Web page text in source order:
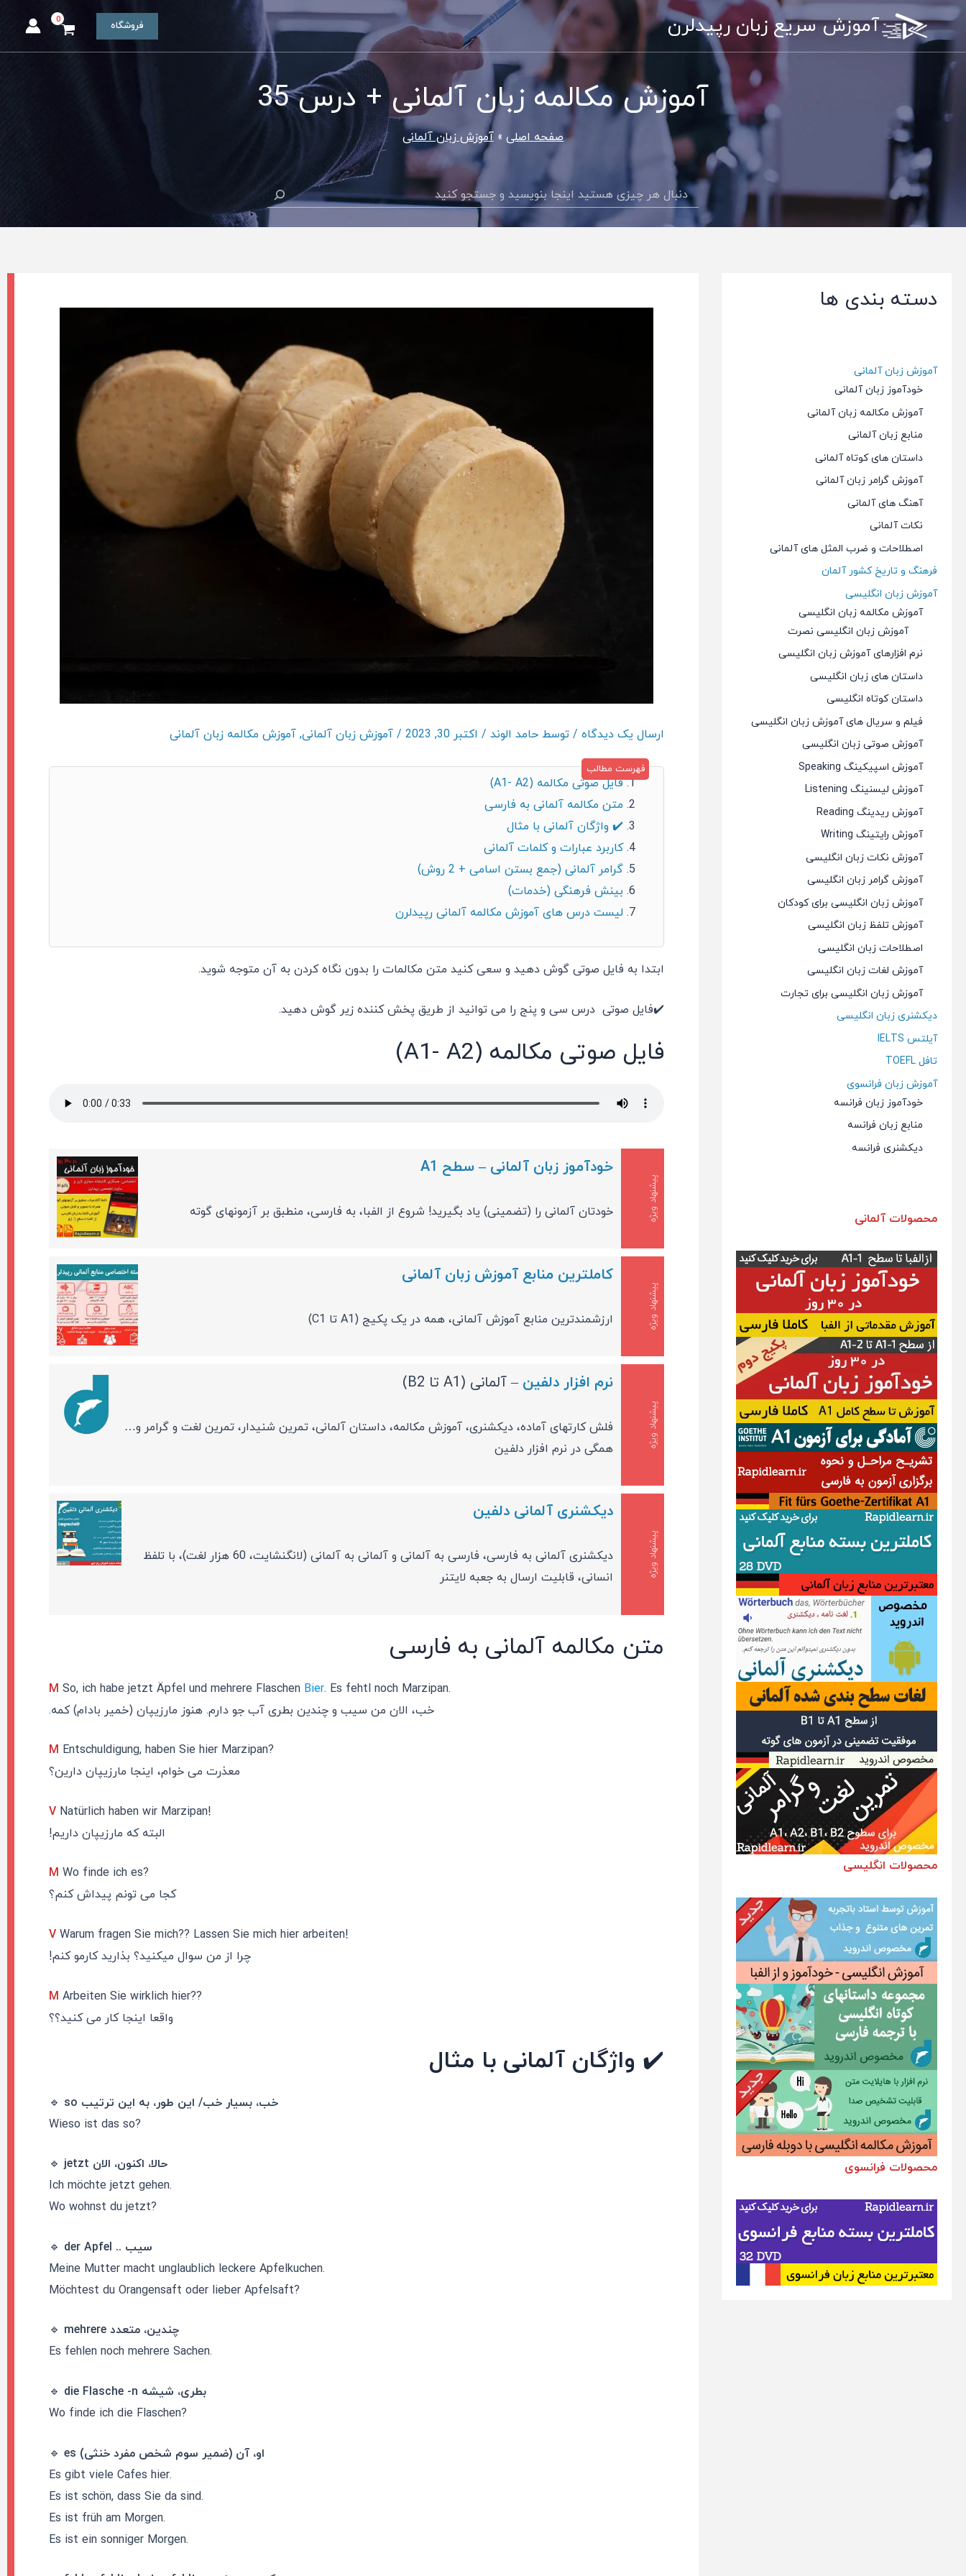
پرش
محتوا
آموزش سریع زبان رپیدلرن فروشگاه
آموزش مکالمه زبان آلمانی + درس 35
صفحه اصلی آموزش زبان آلمانی
جستجو
دسته بندی ها
آموزش زبان آلمانی
خودآموز زبان آلمانی
آموزش مکالمه زبان آلمانی
منابع زبان آلمانی
داستان های کوتاه آلمانی
آموزش گرامر زبان آلمانی
آهنگ های آلمانی
نکات آلمانی
اصطلاحات و ضرب المثل های آلمانی
فرهنگ و تاریخ کشور آلمان
آموزش زبان انگلیسی
آموزش مکالمه زبان انگلیسی
آموزش زبان انگلیسی نصرت
نرم افزارهای آموزش زبان انگلیسی
داستان های زبان انگلیسی
داستان کوتاه انگلیسی
فیلم و سریال های آموزش زبان انگلیسی
آموزش صوتی زبان انگلیسی
آموزش اسپیکینگ Speaking
آموزش لیسنینگ Listening
آموزش ریدینگ Reading
آموزش رایتینگ Writing
آموزش نکات زبان انگلیسی
آموزش گرامر زبان انگلیسی
آموزش زبان انگلیسی برای کودکان
آموزش تلفظ زبان انگلیسی
اصطلاحات زبان انگلیسی
آموزش لغات زبان انگلیسی
آموزش زبان انگلیسی برای تجارت
دیکشنری زبان انگلیسی
آیلتس IELTS
تافل TOEFL
آموزش زبان فرانسوی
خودآموز زبان فرانسه
منابع زبان فرانسه
دیکشنری فرانسه
محصولات آلمانی
محصولات انگلیسی
محصولات فرانسوی
ارسال یک دیدگاه / توسطحامد الوند / اکتبر 30, 2023 /آموزش زبان آلمانی,آموزش مکالمه زبان آلمانی
فایل صوتی مکالمه (A1- A2)
متن مکالمه آلمانی به فارسی
✔️ واژگان آلمانی با مثال
کاربرد عبارات و کلمات آلمانی
گرامر آلمانی (جمع بستن اسامی + 2 روش)
بینش فرهنگی (خدمات)
لیست درس های آموزش مکالمه آلمانی رپیدلرن
ابتدا به فایل صوتی گوش دهید و سعی کنید متن مکالمات را بدون نگاه کردن به آن متوجه شوید.
✔️فایل صوتی درس سی و پنج را می توانید از طریق پخش کننده زیر گوش دهید.
فایل صوتی مکالمه (A1- A2)
پیشنهاد ویژه
خودآموز زبان آلمانی – سطح A1
خودتان آلمانی را (تضمینی) یاد بگیرید! شروع از الفبا، به فارسی، منطبق بر آزمونهای گوته
پیشنهاد ویژه
کاملترین منابع آموزش زبان آلمانی
ارزشمندترین منابع آموزش آلمانی، همه در یک پکیج (A1 تا C1)
پیشنهاد ویژه
نرم افزار دلفین – آلمانی (A1 تا B2)
فلش کارتهای آماده، دیکشنری، آموزش مکالمه، داستان آلمانی، تمرین شنیدار، تمرین لغت و گرامر و…
همگی در نرم افزار دلفین
پیشنهاد ویژه
دیکشنری آلمانی دلفین
دیکشنری آلمانی به فارسی، فارسی به آلمانی و آلمانی به آلمانی (لانگنشایت، 60 هزار لغت)، با تلفظ
انسانی، قابلیت ارسال به جعبه لایتنر
متن مکالمه آلمانی به فارسی
MSo, ich habe jetzt Äpfel und mehrere Flaschen Bier. Es fehtl noch Marzipan.
خب، الان من سیب و چندین بطری آب جو دارم. هنوز مارزیپان (خمیر بادام) کمه.
M Entschuldigung, haben Sie hier Marzipan?
معذرت می خوام، اینجا مارزیپان دارین؟
V Natürlich haben wir Marzipan!
البته که مارزیپان داریم!
M Wo finde ich es?
کجا می تونم پیداش کنم؟
VWarum fragen Sie mich?? Lassen Sie mich hier arbeiten!
چرا از من سوال میکنید؟ بذارید کارمو کنم!
M Arbeiten Sie wirklich hier??
واقعا اینجا کار می کنید؟؟
✔️ واژگان آلمانی با مثال
🔹
so خب، بسیار خب/ این طور، به این ترتیب
Wieso ist das so?
🔹
jetzt حالا، اکنون، الان
Ich möchte jetzt gehen.
Wo wohnst du jetzt?
🔹
der Apfel .. سیب
Meine Mutter macht unglaublich leckere Apfelkuchen.
Möchtest du Orangensaft oder lieber Apfelsaft?
🔹
mehrere چندین، متعدد
Es fehlen noch mehrere Sachen.
🔹
die Flasche -n بطری، شیشه
Wo finde ich die Flaschen?
🔹
es او، آن (ضمیر سوم شخص مفرد خنثی)
Es gibt viele Cafes hier.
Es ist schön, dass Sie da sind.
Es ist früh am Morgen.
Es ist ein sonniger Morgen.